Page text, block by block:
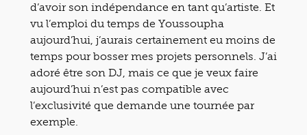
d’avoir son indépendance en tant qu’artiste. Et
vu l’emploi du temps de Youssoupha
aujourd’hui, j’aurais certainement eu moins de
temps pour bosser mes projets personnels. J’ai
adoré être son DJ, mais ce que je veux faire
aujourd’hui n’est pas compatible avec
l’exclusivité que demande une tournée par
exemple.